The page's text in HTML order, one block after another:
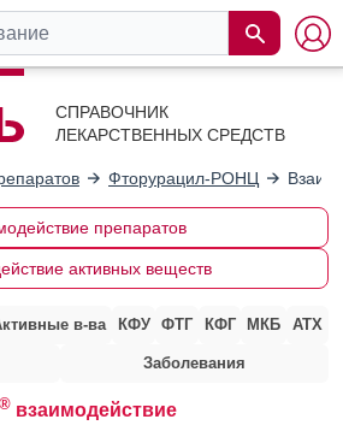
СПРАВОЧНИК
ЛЕКАРСТВЕННЫХ СРЕДСТВ
Фторурацил-РОНЦ
препаратов
активных веществ
в-ва КФУ ФТГ КФГ МКБ АТХ
Заболевания
® взаимодействие